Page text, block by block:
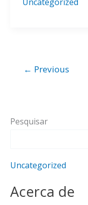
é
de
se
suas
← Previous
Pesquisar
Uncategorized
Acerca de